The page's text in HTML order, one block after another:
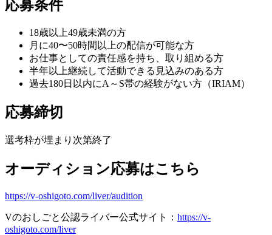
応募条件
18歳以上49歳未満の方
月に40〜50時間以上の配信が可能な方
お仕事としての責任感を持ち、取り組める方
半年以上継続して活動できる見込みのある方
過去180日以内にA～S帯の経験がない方（IRIAM）
応募締切
選考枠が埋まり次第終了
オーディション応募はこちら
https://v-oshigoto.com/liver/audition
Vのおしごと公認ライバー公式サイト： https://v-
oshigoto.com/liver